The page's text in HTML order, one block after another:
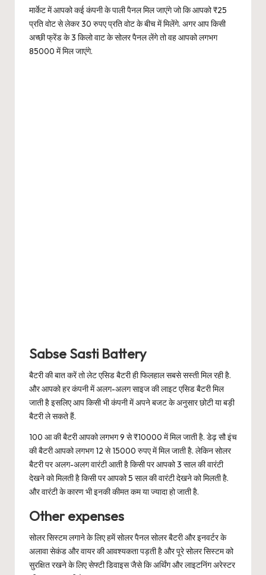
मार्केट में आपको कई कंपनी के पाली पैनल मिल जाएंगे जो कि आपको ₹25
प्रति वोट से लेकर 30 रुपए प्रति वोट के बीच में मिलेंगे. अगर आप किसी
अच्छी फ्रेंड के 3 किलो वाट के सोलर पैनल लेंगे तो वह आपको लगभग
85000 में मिल जाएंगे.
Sabse Sasti Battery
बैटरी की बात करें तो लेट एसिड बैटरी ही फिलहाल सबसे सस्ती मिल रही है.
और आपको हर कंपनी में अलग-अलग साइज की लाइट एसिड बैटरी मिल
जाती है इसलिए आप किसी भी कंपनी में अपने बजट के अनुसार छोटी या बड़ी
बैटरी ले सकते हैं.
100 आ की बैटरी आपको लगभग 9 से ₹10000 में मिल जाती है. डेढ़ सौ इंच
की बैटरी आपको लगभग 12 से 15000 रुपए में मिल जाती है. लेकिन सोलर
बैटरी पर अलग-अलग वारंटी आती है किसी पर आपको 3 साल की वारंटी
देखने को मिलती है किसी पर आपको 5 साल की वारंटी देखने को मिलती है.
और वारंटी के कारण भी इनकी कीमत कम या ज्यादा हो जाती है.
Other expenses
सोलर सिस्टम लगाने के लिए हमें सोलर पैनल सोलर बैटरी और इनवर्टर के
अलावा सेकंड और वायर की आवश्यकता पड़ती है और पूरे सोलर सिस्टम को
सुरक्षित रखने के लिए सेफ्टी डिवाइस जैसे कि अर्थिंग और लाइटनिंग अरेस्टर